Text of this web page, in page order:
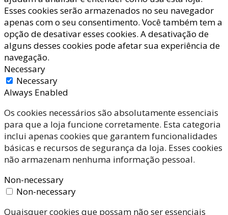
Esses cookies serão armazenados no seu navegador
apenas com o seu consentimento. Você também tem a
opção de desativar esses cookies. A desativação de
alguns desses cookies pode afetar sua experiência de
navegação.
Necessary
Necessary
Always Enabled
Os cookies necessários são absolutamente essenciais
para que a loja funcione corretamente. Esta categoria
inclui apenas cookies que garantem funcionalidades
básicas e recursos de segurança da loja. Esses cookies
não armazenam nenhuma informação pessoal.
Non-necessary
Non-necessary
Quaisquer cookies que possam não ser essenciais